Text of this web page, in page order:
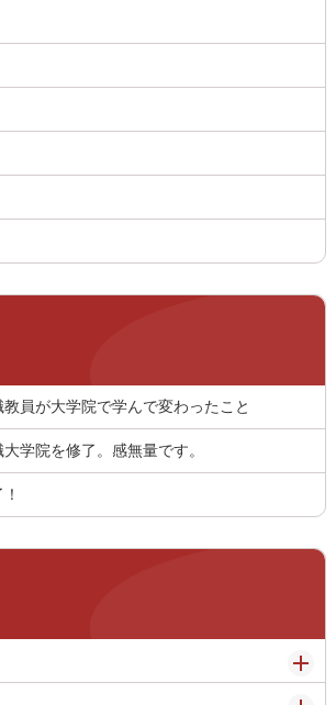
教員が大学院で学んで変わったこと
大学院を修了。感無量です。